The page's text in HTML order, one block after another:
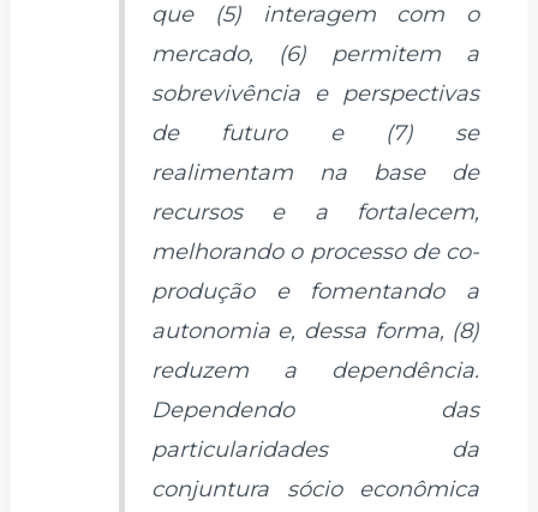
que (5) interagem com o
mercado, (6) permitem a
sobrevivência e perspectivas
de futuro e (7) se
realimentam na base de
recursos e a fortalecem,
melhorando o processo de co-
produção e fomentando a
autonomia e, dessa forma, (8)
reduzem a dependência.
Dependendo das
particularidades da
conjuntura sócio econômica